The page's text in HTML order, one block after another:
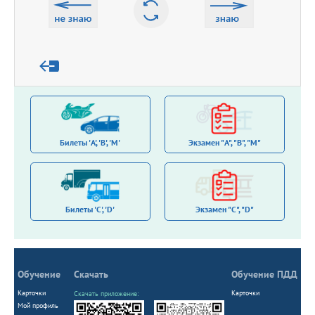
створить перешкод для транспортних засобів
загального користування маршрутних перевезень.
Reject Help Accept
Stop
Билеты 'A', 'B', 'M' Экзамен "A", "B", "M"
Билеты 'С', 'D' Экзамен "C", "D"
Обучение
Карточки
Мой профиль
Скачать
Скачать приложение:
Обучение ПДД
Карточки